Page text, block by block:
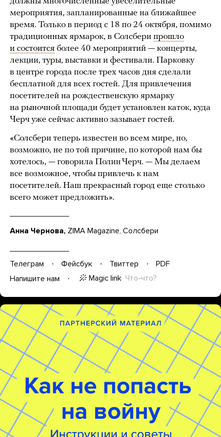
мероприятия, запланированные на ближайшее
время. Только в период с 18 по 24 октября, помимо
традиционных ярмарок, в Солсбери прошло
и состоится более 40 мероприятий — концерты,
лекции, туры, выставки и фестивали. Парковку
в центре города после трех часов дня сделали
бесплатной для всех гостей. Для привлечения
посетителей на рождественскую ярмарку
на рыночной площади будет установлен каток, куда
Черч уже сейчас активно зазывает гостей.
«Солсбери теперь известен во всем мире, но,
возможно, не по той причине, по которой нам бы
хотелось, — говорила Полин Черч. — Мы делаем
все возможное, чтобы привлечь к нам
посетителей. Наш прекрасный город еще столько
всего может предложить».
Анна Чернова, ZIMA Magazine, Солсбери
Телеграм Фейсбук Твиттер
PDF
Напишите нам
Magic link Что-что?